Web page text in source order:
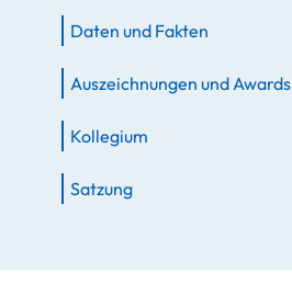
Daten und Fakten
Auszeichnungen und Awards
Kollegium
Satzung